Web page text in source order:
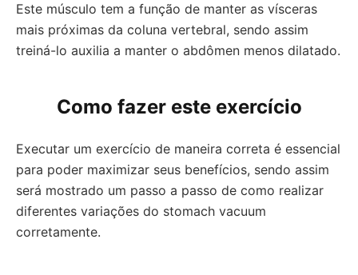
Este músculo tem a função de manter as vísceras
mais próximas da coluna vertebral, sendo assim
treiná-lo auxilia a manter o abdômen menos dilatado.
Como fazer este exercício
Executar um exercício de maneira correta é essencial
para poder maximizar seus benefícios, sendo assim
será mostrado um passo a passo de como realizar
diferentes variações do stomach vacuum
corretamente.